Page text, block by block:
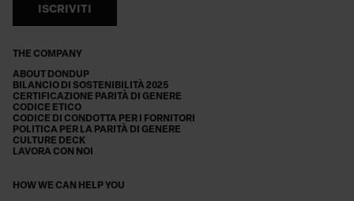
THE COMPANY
ABOUT DONDUP
BILANCIO DI SOSTENIBILITÀ 2025
CERTIFICAZIONE PARITÀ DI GENERE
CODICE ETICO
CODICE DI CONDOTTA PER I FORNITORI
POLITICA PER LA PARITÀ DI GENERE
CULTURE DECK
LAVORA CON NOI
HOW WE CAN HELP YOU
ISCRIVITI